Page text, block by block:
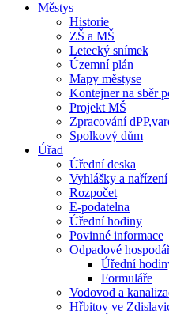
Městys
Historie
ZŠ a MŠ
Letecký snímek
Územní plán
Mapy městyse
Kontejner na sběr
Projekt MŠ
Zpracování
Spolkový dům
Úřad
Úřední deska
Vyhlášky a nařízení
Rozpočet
E-podatelna
Úřední hodiny
Povinné informace
Odpadové
Úřední
Formuláře
Vodovod a
Hřbitov ve